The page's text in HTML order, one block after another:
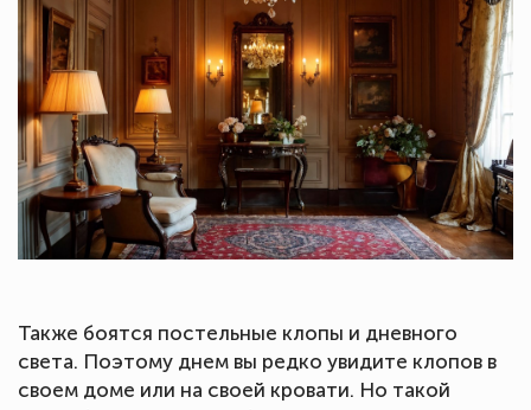
Также боятся постельные клопы и дневного
света. Поэтому днем вы редко увидите клопов в
своем доме или на своей кровати. Но такой